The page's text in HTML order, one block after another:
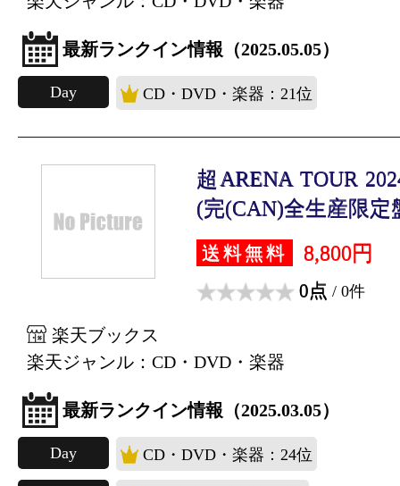
最新ランクイン情報（2025.05.05）
Day CD・DVD・楽器：21位
超ARENA TOUR
(完(CAN)全生産限定
送料無料 8,800円
0点 / 0件
楽天ブックス
楽天ジャンル：CD・DVD・楽器
最新ランクイン情報（2025.03.05）
Day CD・DVD・楽器：24位